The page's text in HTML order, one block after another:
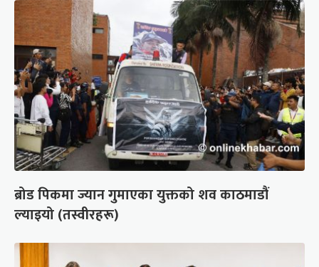
ब्रोड पिकमा ज्यान गुमाएका युक्तको शव काठमाडौं
ल्याइयो (तस्वीरहरू)